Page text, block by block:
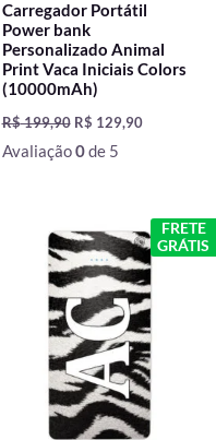
Carregador Portátil
Power bank
Personalizado Animal
Print Vaca Iniciais Colors
(10000mAh)
R$199,90 R$ 129,90
Avaliação0de 5
FRETE
GRÁTIS
preço
original
era:
R$ 199,90.
O
preço
atual
é:
R$ 129,90.